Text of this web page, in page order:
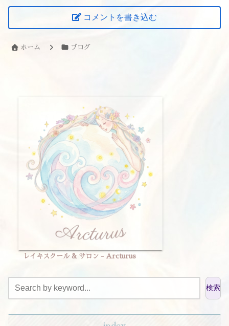
コメントを書き込む
ホーム ブログ
レイキスクール & サロン - Arcturus
検索